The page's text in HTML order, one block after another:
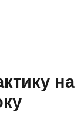
на